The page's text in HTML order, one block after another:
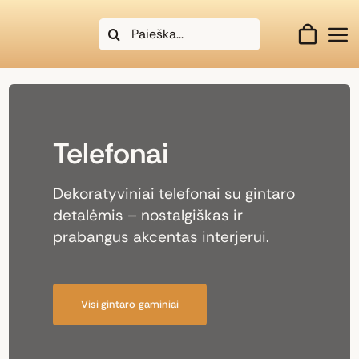
Search
for:
Telefonai
Dekoratyviniai telefonai su gintaro
detalėmis – nostalgiškas ir
prabangus akcentas interjerui.
Visi gintaro gaminiai